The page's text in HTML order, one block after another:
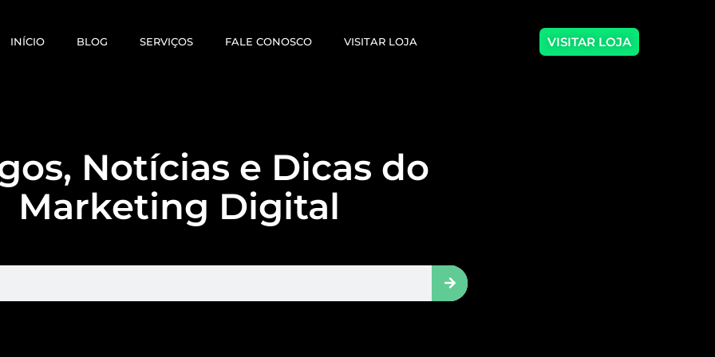
INÍCIO BLOG SERVIÇOS FALE CONOSCO VISITAR LOJA VISITAR LOJA
Notícias e Dicas do
Marketing Digital